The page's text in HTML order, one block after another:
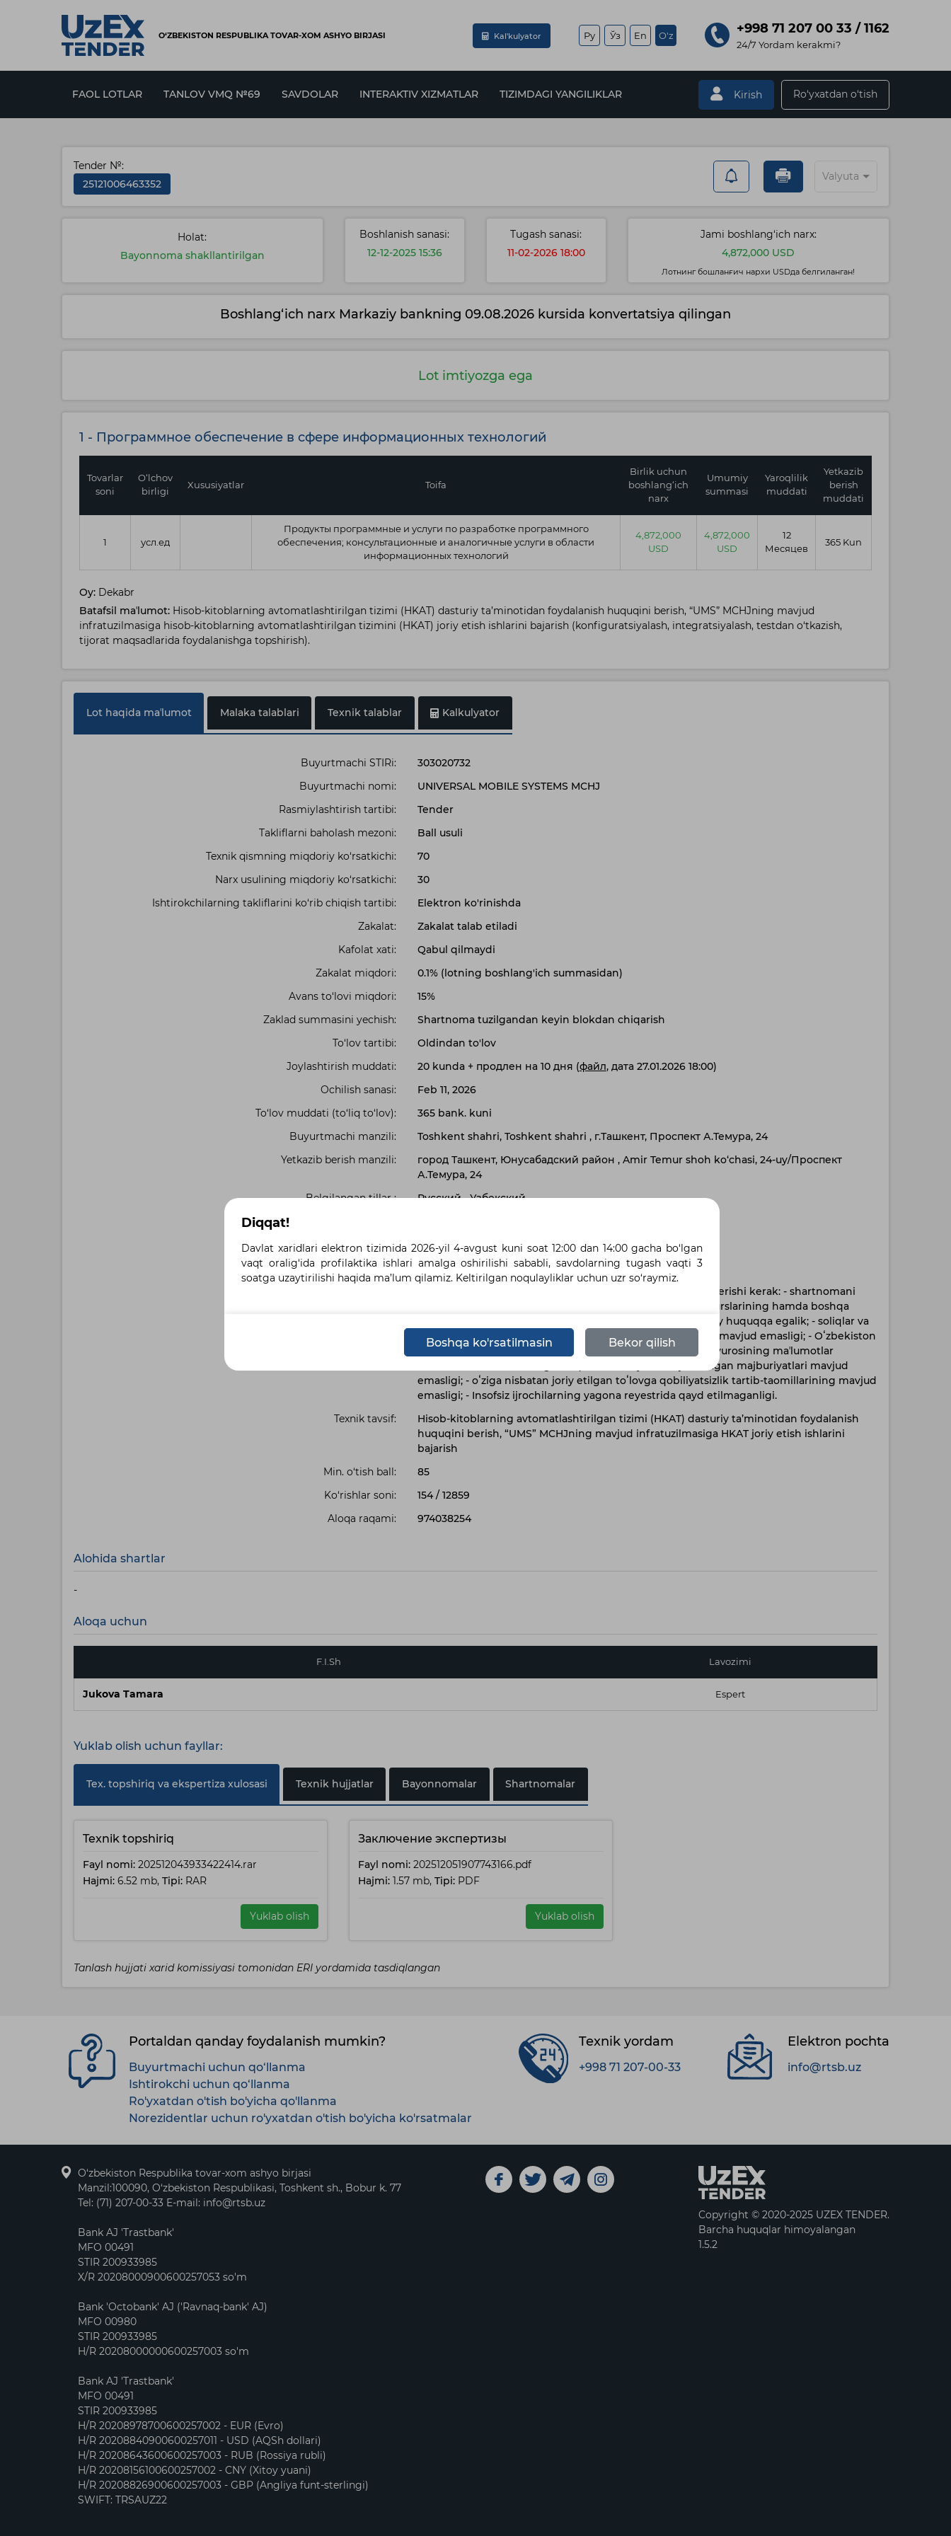
O‘ZBEKISTON RESPUBLIKA TOVAR-XOM ASHYO BIRJASI Kal'kulyator Ру Ўз En O'z +998 71 207 00 33 / 1162
24/7 Yordam kerakmi?
FAOL LOTLAR TANLOV VMQ №69 SAVDOLAR INTERAKTIV XIZMATLAR TIZIMDAGI YANGILIKLAR Kirish Ro‘yxatdan o‘tish
Tender №:
25121006463352
Valyuta
Holat:
Bayonnoma shakllantirilgan
Boshlanish sanasi:
12-12-2025 15:36
Tugash sanasi:
11-02-2026 18:00
Jami boshlang‘ich narx:
4,872,000 USD
Лотнинг бошланғич нархи USDда белгиланган!
Boshlang‘ich narx Markaziy bankning 09.08.2026 kursida konvertatsiya qilingan
Lot imtiyozga ega
1 - Программное обеспечение в сфере информационных технологий
Tovarlar
soni
O‘lchov
birligi
Xususiyatlar Toifa
Birlik uchun
boshlang‘ich
narx
Umumiy
summasi
Yaroqlilik
muddati
Yetkazib
berish
muddati
1 усл.ед
Продукты программные и услуги по разработке программного
обеспечения; консультационные и аналогичные услуги в области
информационных технологий
4,872,000
USD
4,872,000
USD
12
Месяцев
365 Kun
Oy: Dekabr
Batafsil maʼlumot: Hisob-kitoblarning avtomatlashtirilgan tizimi (HKAT) dasturiy ta’minotidan foydalanish huquqini berish, “UMS” MCHJning mavjud
infratuzilmasiga hisob-kitoblarning avtomatlashtirilgan tizimini (HKAT) joriy etish ishlarini bajarish (konfiguratsiyalash, integratsiyalash, testdan o‘tkazish,
tijorat maqsadlarida foydalanishga topshirish).
Lot haqida maʼlumot Malaka talablari Texnik talablar Kalkulyator
Buyurtmachi STIRi:
303020732
Buyurtmachi nomi:
UNIVERSAL MOBILE SYSTEMS MCHJ
Rasmiylashtirish tartibi:
Tender
Takliflarni baholash mezoni:
Ball usuli
Texnik qismning miqdoriy ko‘rsatkichi:
70
Narx usulining miqdoriy ko‘rsatkichi:
30
Ishtirokchilarning takliflarini ko‘rib chiqish tartibi:
Elektron ko'rinishda
Zakalat:
Zakalat talab etiladi
Kafolat xati:
Qabul qilmaydi
Zakalat miqdori:
0.1% (lotning boshlang'ich summasidan)
Avans to‘lovi miqdori:
15%
Zaklad summasini yechish:
Shartnoma tuzilgandan keyin blokdan chiqarish
To‘lov tartibi:
Oldindan to'lov
Joylashtirish muddati:
20 kunda+ продлен на 10 дня (файл, дата 27.01.2026 18:00)
Ochilish sanasi:
Feb 11, 2026
To‘lov muddati (to‘liq to‘lov):
365 bank. kuni
Buyurtmachi manzili:
Toshkent shahri, Toshkent shahri , г.Ташкент, Проспект А.Темура, 24
Yetkazib berish manzili:
город Ташкент, Юнусабадский район , Amir Temur shoh ko‘chasi, 24-uy/Проспект
А.Темура, 24
Belgilangan tillar :
Русский Узбекский
Статус сделки:
G‘olib tomonidan qabul qilingan (Amalga oshgan)
Moliyalashtirish manbai:
O‘z mablag‘lari/Собственные средства
Xarid qilish tartib-taomillarini quyidagi mezonlarga javob berishi kerak: - shartnomani
bajarish uchun zarur texnik, moliyaviy, moddiy, kadrlar resurslarining hamda boshqa
resurslarning mavjudligi; - shartnoma tuzish uchun qonuniy huquqqa egalik; - soliqlar va
yigʻimlarni toʻlash boʻyicha muddati oʻtgan qarzdorlikning mavjud emasligi; - Oʻzbekiston
Respublikasi Bosh prokuraturasi huzuridagi Majburiy ijro byurosining maʼlumotlar
bazalarida ishtirokchining sud qarorlari boʻyicha bajarilmagan majburiyatlari mavjud
emasligi; - oʻziga nisbatan joriy etilgan toʻlovga qobiliyatsizlik tartib-taomillarining mavjud
emasligi; - Insofsiz ijrochilarning yagona reyestrida qayd etilmaganligi.
Texnik tavsif:
Hisob-kitoblarning avtomatlashtirilgan tizimi (HKAT) dasturiy ta’minotidan foydalanish
huquqini berish, “UMS” MCHJning mavjud infratuzilmasiga HKAT joriy etish ishlarini
bajarish
Min. o‘tish ball:
85
Ko‘rishlar soni:
154/ 12859
Aloqa raqami:
974038254
Alohida shartlar
-
Aloqa uchun
F.I.Sh Lavozimi
Jukova Tamara Espert
Yuklab olish uchun fayllar:
Tex. topshiriq va ekspertiza xulosasi Texnik hujjatlar Bayonnomalar Shartnomalar
Texnik topshiriq
Fayl nomi: 202512043933422414.rar
Hajmi: 6.52 mb, Tipi: RAR
Yuklab olish
Заключение экспертизы
Fayl nomi:202512051907743166.pdf
Hajmi:1.57 mb, Tipi:PDF
Yuklab olish
Tanlash hujjati xarid komissiyasi tomonidan ERI yordamida tasdiqlangan
Portaldan qanday foydalanish mumkin?
Buyurtmachi uchun qo‘llanma
Ishtirokchi uchun qo‘llanma
Ro'yxatdan o'tish bo'yicha qo'llanma
Norezidentlar uchun ro'yxatdan o'tish bo'yicha ko'rsatmalar
Texnik yordam
+998 71 207-00-33
Elektron pochta
info@rtsb.uz
O‘zbekiston Respublika tovar-xom ashyo birjasi
Manzil:100090, O‘zbekiston Respublikasi, Toshkent sh., Bobur k. 77
Tel: (71) 207-00-33 E-mail: info@rtsb.uz
Bank AJ 'Trastbank'
MFO 00491
STIR 200933985
X/R 20208000900600257053 so'm
Bank 'Octobank' AJ ('Ravnaq-bank' AJ)
MFO 00980
STIR 200933985
H/R 20208000000600257003 so'm
Bank AJ 'Trastbank'
MFO 00491
STIR 200933985
H/R 20208978700600257002 - EUR (Evro)
H/R 20208840900600257011 - USD (AQSh dollari)
H/R 20208643600600257003 - RUB (Rossiya rubli)
H/R 20208156100600257002 - CNY (Xitoy yuani)
H/R 20208826900600257003 - GBP (Angliya funt-sterlingi)
SWIFT: TRSAUZ22
Copyright © 2020-2025 UZEX TENDER.
Barcha huquqlar himoyalangan
1.5.2
Diqqat!
Davlat xaridlari elektron tizimida 2026-yil 4-avgust kuni soat 12:00 dan 14:00 gacha bo‘lgan
vaqt oralig‘ida profilaktika ishlari amalga oshirilishi sababli, savdolarning tugash vaqti 3
soatga uzaytirilishi haqida ma’lum qilamiz. Keltirilgan noqulayliklar uchun uzr so‘raymiz.
Boshqa ko'rsatilmasin Bekor qilish